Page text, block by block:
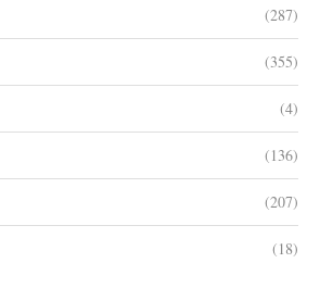
(287)
(355)
(4)
(136)
(207)
(18)